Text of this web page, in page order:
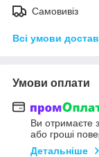
Самовивіз
Всі умови
Умови оплати
Ви отримаєте
або гроші
Детальніше